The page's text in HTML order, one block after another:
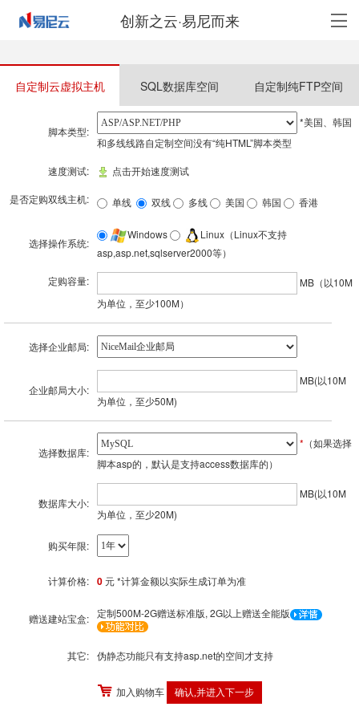
创新之云·易尼而来
自定制云虚拟主机 SQL数据库空间 自定制纯FTP空间
脚本类型:
*美国、韩国
和多线线路自定制空间没有“纯HTML”脚本类型
速度测试: 点击开始速度测试
是否定购双线主机: 单线 双线 多线 美国 韩国 香港
选择操作系统:
Windows
Linux（Linux不支持
asp,asp.net,sqlserver2000等）
定购容量:
MB（以10M
为单位，至少100M）
选择企业邮局:
企业邮局大小:
MB(以10M
为单位，至少50M)
选择数据库:
* （如果选择
脚本asp的，默认是支持access数据库的）
数据库大小:
MB(以10M
为单位，至少20M)
购买年限:
计算价格: 0元 *计算金额以实际生成订单为准
赠送建站宝盒: 定制500M-2G赠送标准版, 2G以上赠送全能版
其它: 伪静态功能只有支持asp.net的空间才支持
加入购物车